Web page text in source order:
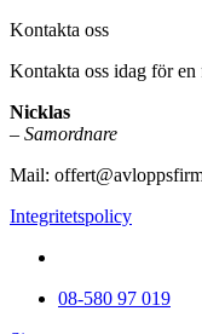
Kontakta oss
Kontakta oss idag för
Nicklas
– Samordnare
Mail:
Integritetspolicy
08-580 97 019